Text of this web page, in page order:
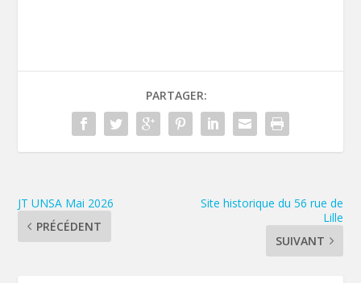
PARTAGER:
JT UNSA Mai 2026
PRÉCÉDENT
Site historique du 56 rue de
Lille
SUIVANT